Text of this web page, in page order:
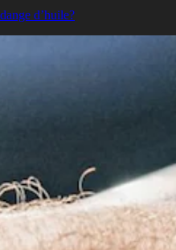
d’huile?